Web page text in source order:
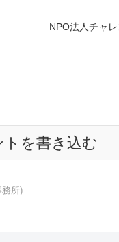
NPO法人チャ
トを書き込む
所)